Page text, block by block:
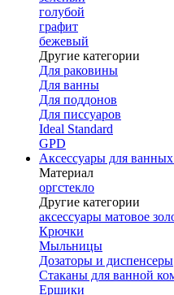
голубой
графит
бежевый
Другие категории
Для раковины
Для ванны
Для поддонов
Для писсуаров
Ideal Standard
GPD
Аксессуары для
Материал
оргстекло
Другие категории
аксессуары матовое
Крючки
Мыльницы
Дозаторы и диспенсеры
Стаканы для ванной
Ершики